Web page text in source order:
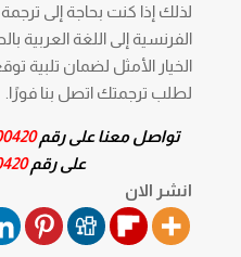
لذلك إذا كنت بحاجة إلى
الفرنسية إلى اللغة العربية
الخيار الأمثل لضمان تلبية
لطلب ترجمتك اتصل بنا فورًا.
تواصل معنا على رقم(2+)
على رقم(2+)
انشر الان